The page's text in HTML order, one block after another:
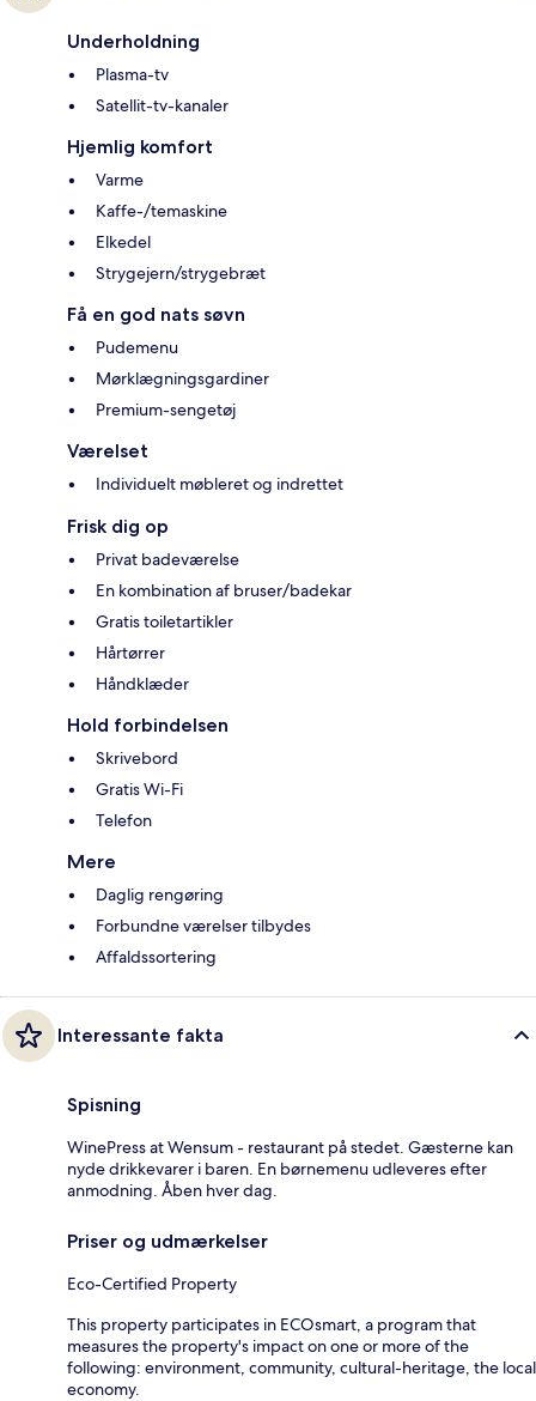
Underholdning
Plasma-tv
Satellit-tv-kanaler
Hjemlig komfort
Varme
Kaffe-/temaskine
Elkedel
Strygejern/strygebræt
Få en god nats søvn
Pudemenu
Mørklægningsgardiner
Premium-sengetøj
Værelset
Individuelt møbleret og indrettet
Frisk dig op
Privat badeværelse
En kombination af bruser/badekar
Gratis toiletartikler
Hårtørrer
Håndklæder
Hold forbindelsen
Skrivebord
Gratis Wi-Fi
Telefon
Mere
Daglig rengøring
Forbundne værelser tilbydes
Affaldssortering
Interessante fakta
Spisning
WinePress at Wensum - restaurant på stedet. Gæsterne kan
nyde drikkevarer i baren. En børnemenu udleveres efter
anmodning. Åben hver dag.
Priser og udmærkelser
Eco-Certified Property
This property participates in ECOsmart, a program that
measures the property's impact on one or more of the
following: environment, community, cultural-heritage, the local
economy.